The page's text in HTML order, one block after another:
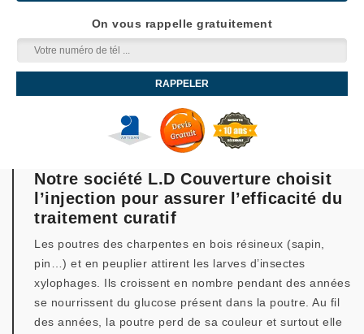
On vous rappelle gratuitement
Notre société L.D Couverture choisit
l’injection pour assurer l’efficacité du
traitement curatif
Les poutres des charpentes en bois résineux (sapin,
pin…) et en peuplier attirent les larves d’insectes
xylophages. Ils croissent en nombre pendant des années
se nourrissent du glucose présent dans la poutre. Au fil
des années, la poutre perd de sa couleur et surtout elle